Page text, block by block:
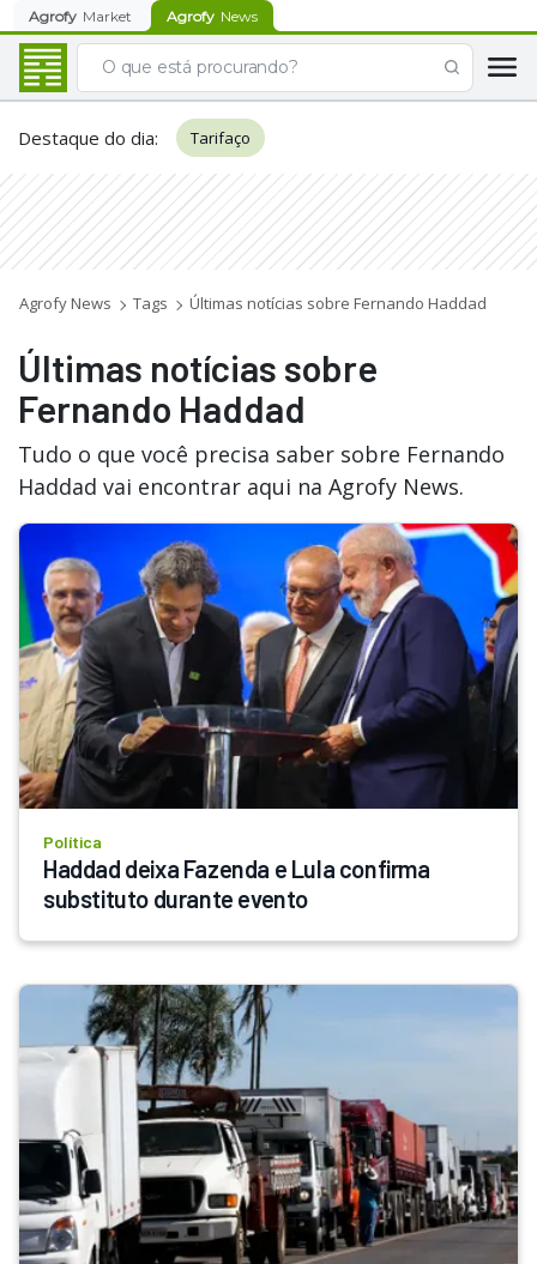
Agrofy Market Agrofy News
Destaque do dia: Tarifaço
Agrofy News Tags Últimas notícias sobre Fernando Haddad
Últimas notícias sobre
Fernando Haddad
Tudo o que você precisa saber sobre Fernando
Haddad vai encontrar aqui na Agrofy News.
Política
Haddad deixa Fazenda e Lula confirma
substituto durante evento